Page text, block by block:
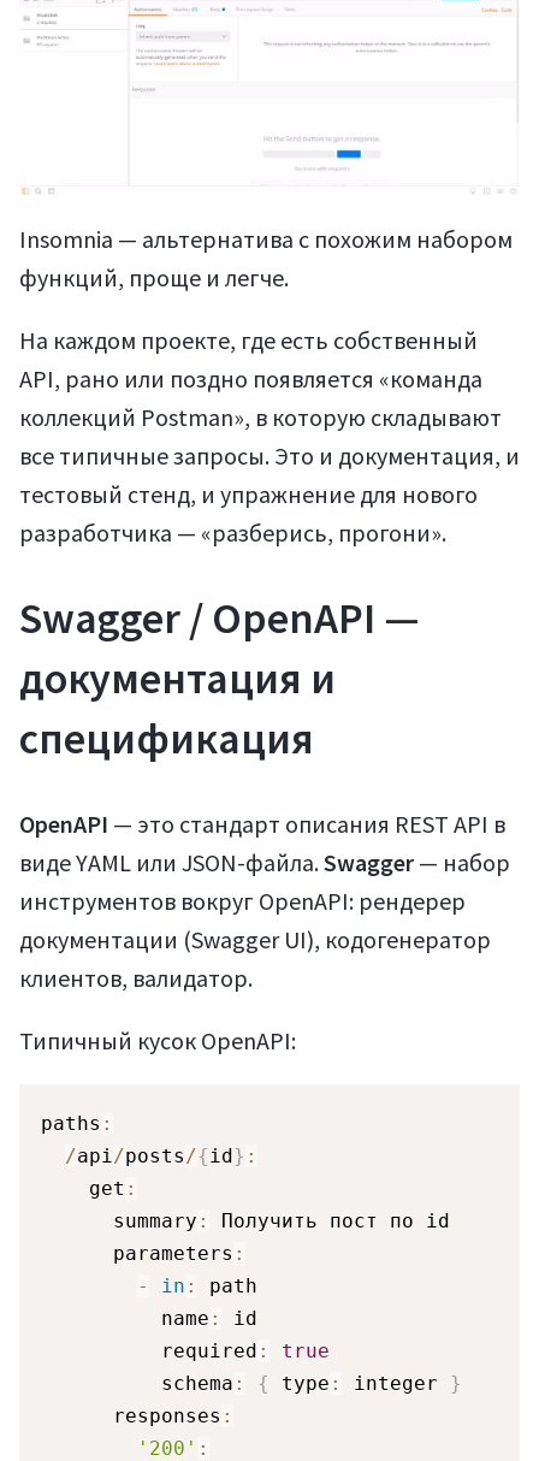
Insomnia — альтернатива с похожим набором
функций, проще и легче.
На каждом проекте, где есть собственный
API, рано или поздно появляется «команда
коллекций Postman», в которую складывают
все типичные запросы. Это и документация, и
тестовый стенд, и упражнение для нового
разработчика — «разберись, прогони».
Swagger / OpenAPI —
документация и
спецификация
OpenAPI — это стандарт описания REST API в
виде YAML или JSON-файла.Swagger — набор
инструментов вокруг OpenAPI: рендерер
документации (Swagger UI), кодогенератор
клиентов, валидатор.
Типичный кусок OpenAPI:
paths :
/api /posts /{ id} :
    get
:
      summary
:
Получить пост по id
      parameters
:
-
in :
path
          name
:
id
          required
:
true
          schema
: { type : integer }
      responses
:
'200' :